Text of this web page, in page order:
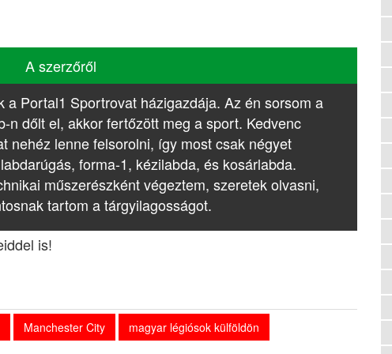
A szerzőről
a Portal1 Sportrovat házigazdája. Az én sorsom a
n dőlt el, akkor fertőzött meg a sport. Kedvenc
nehéz lenne felsorolni, így most csak négyet
forma-1, kézilabda, és kosárlabda.
műszerészként végeztem, szeretek olvasni,
tartom a tárgyilagosságot.
is!
Manchester City
magyar légiósok külföldön